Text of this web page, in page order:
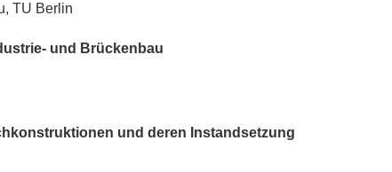
TU Berlin
und Brückenbau
und deren Instandsetzung